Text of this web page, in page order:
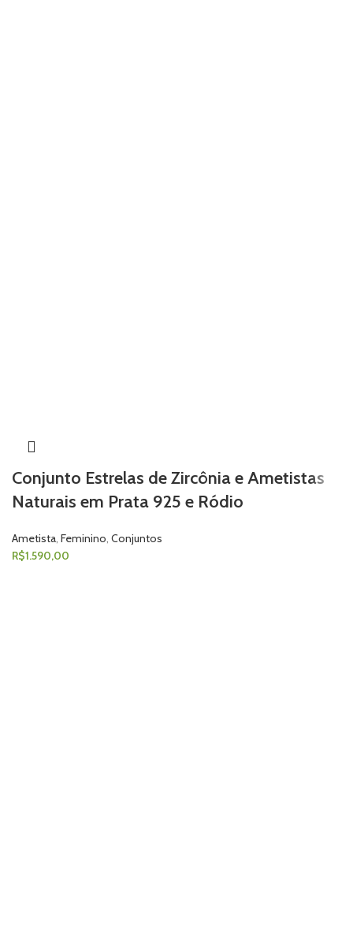
Conjunto Estrelas de Zircônia e Ametistas
Naturais em Prata 925 e Ródio
Ametista Feminino Conjuntos
R$1.590,00